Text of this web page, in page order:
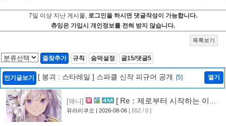
7일 이상 지난 게시물, 로그인을 하시면 댓글작성이 가능합니다.
츄잉은 가입시 개인정보를 전혀 받지 않습니다.
목록보기
즐찾추가 규칙 숨덕설정 글15/댓글5
인기글보기 [ 붕괴 : 스타레일 ] 스파클 신작 피규어 공개 [5] 열기
[애니]
[ Re：제로부터 시작하는 이세
계 생활 ] 4기 탈환편 PV 영상 공개
유라리쿠오 | 2026-08-06 [ 552 / 0 ]